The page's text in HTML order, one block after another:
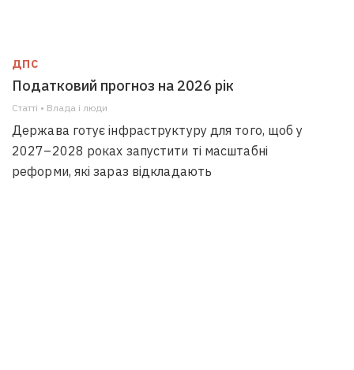
ДПС
Податковий прогноз на 2026 рік
Статті • Влада i люди
Держава готує інфраструктуру для того, щоб у
2027–2028 роках запустити ті масштабні
реформи, які зараз відкладають